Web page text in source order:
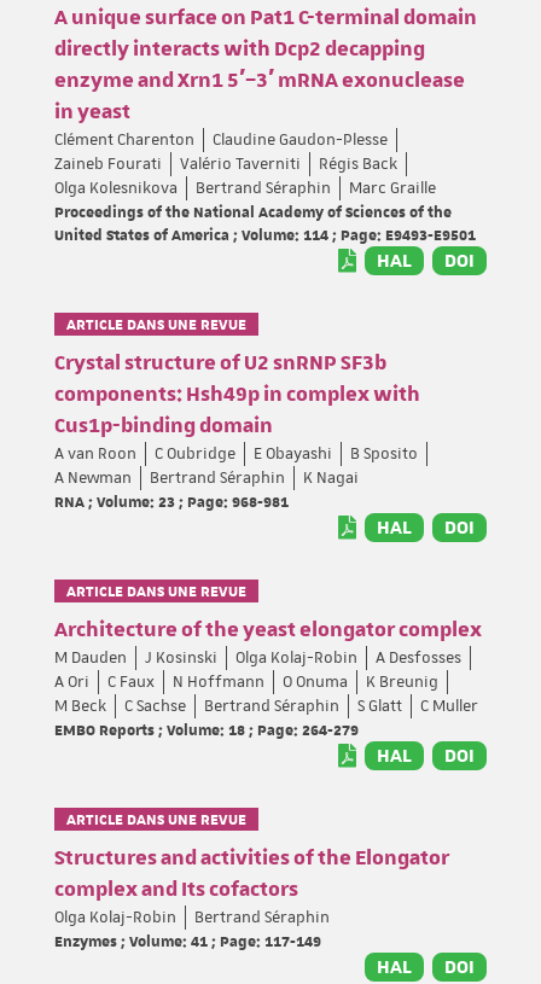
A unique surface on Pat1 C-terminal domain
directly interacts with Dcp2 decapping
enzyme and Xrn1 5′–3′ mRNA exonuclease
in yeast
Clément Charenton
Claudine Gaudon-Plesse
Zaineb Fourati
Valério Taverniti
Régis Back
Olga Kolesnikova
Bertrand Séraphin
Marc Graille
Proceedings of the National Academy of Sciences of the
United States of America ; Volume: 114 ; Page: E9493-E9501
HAL DOI
ARTICLE DANS UNE REVUE
Crystal structure of U2 snRNP SF3b
components: Hsh49p in complex with
Cus1p-binding domain
A van Roon C Oubridge E Obayashi
B Sposito
A Newman
Bertrand Séraphin
K Nagai
RNA ; Volume: 23 ; Page: 968-981
HAL DOI
ARTICLE DANS UNE REVUE
Architecture of the yeast elongator complex
M Dauden J Kosinski Olga Kolaj-Robin
A Desfosses
A Ori
C Faux N Hoffmann O Onuma
K Breunig
M Beck
C Sachse Bertrand Séraphin S Glatt
C Muller
EMBO Reports ; Volume: 18 ; Page: 264-279
HAL DOI
ARTICLE DANS UNE REVUE
Structures and activities of the Elongator
complex and Its cofactors
Olga Kolaj-Robin
Bertrand Séraphin
Enzymes ; Volume: 41 ; Page: 117-149
HAL DOI